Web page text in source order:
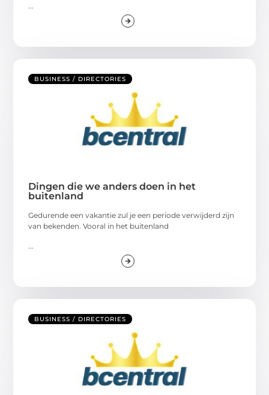
BUSINESS / DIRECTORIES
Dingen die we anders doen in het
buitenland
Gedurende een vakantie zul je een periode verwijderd zijn
van bekenden. Vooral in het buitenland
BUSINESS / DIRECTORIES